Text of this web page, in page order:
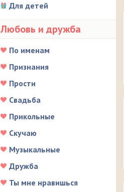
Для детей
Любовь и дружба
По именам
Признания
Прости
Свадьба
Прикольные
Скучаю
Музыкальные
Дружба
Ты мне нравишься